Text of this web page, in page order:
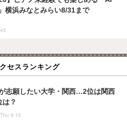
横浜みなとみらい8/31まで
セスランキング
志願したい大学・関西…2位は関西
は？
9:15